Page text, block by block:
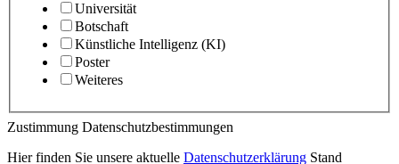
Universität
Botschaft
Künstliche Intelligenz (KI)
Poster
Weiteres
Zustimmung Datenschutzbestimmungen
Hier finden Sie unsere aktuelle Datenschutzerklärung Stand